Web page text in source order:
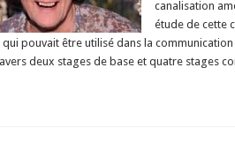
canalisation
étude de cette
pouvait être utilisé dans la
deux stages de base et quatre stages